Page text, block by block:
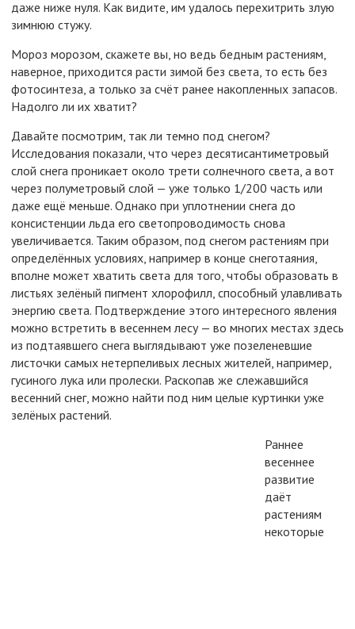
даже ниже нуля. Как видите, им удалось перехитрить злую
зимнюю стужу.
Мороз морозом, скажете вы, но ведь бедным растениям,
наверное, приходится расти зимой без света, то есть без
фотосинтеза, а только за счёт ранее накопленных запасов.
Надолго ли их хватит?
Давайте посмотрим, так ли темно под снегом?
Исследования показали, что через десятисантиметровый
слой снега проникает около трети солнечного света, а вот
через полуметровый слой — уже только 1/200 часть или
даже ещё меньше. Однако при уплотнении снега до
консистенции льда его светопроводимость снова
увеличивается. Таким образом, под снегом растениям при
определённых условиях, например в конце снеготаяния,
вполне может хватить света для того, чтобы образовать в
листьях зелёный пигмент хлорофилл, способный улавливать
энергию света. Подтверждение этого интересного явления
можно встретить в весеннем лесу — во многих местах здесь
из подтаявшего снега выглядывают уже позеленевшие
листочки самых нетерпеливых лесных жителей, например,
гусиного лука или пролески. Раскопав же слежавшийся
весенний снег, можно найти под ним целые куртинки уже
зелёных растений.
Раннее
весеннее
развитие
даёт
растениям
некоторые